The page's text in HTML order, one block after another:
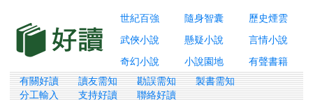
世紀百強 隨身智囊
歷史煙雲
武俠小說
懸疑小說
言情小說
奇幻小說
小說園地 有聲書籍
有關好讀 讀友需知 勘誤需知
製書需知
分工輸入
支持好讀 聯絡好讀